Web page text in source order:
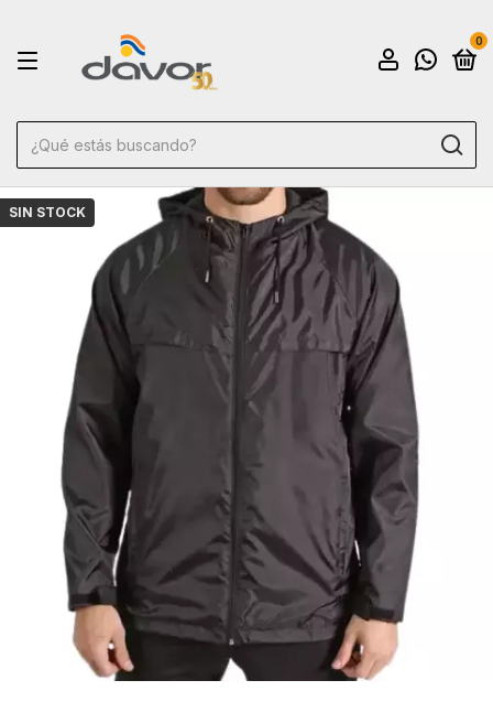
0
SIN STOCK